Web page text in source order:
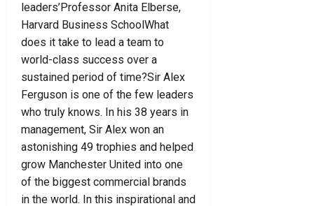
leaders’Professor Anita Elberse,
Harvard Business SchoolWhat
does it take to lead a team to
world-class success over a
sustained period of time?Sir Alex
Ferguson is one of the few leaders
who truly knows. In his 38 years in
management, Sir Alex won an
astonishing 49 trophies and helped
grow Manchester United into one
of the biggest commercial brands
in the world. In this inspirational and